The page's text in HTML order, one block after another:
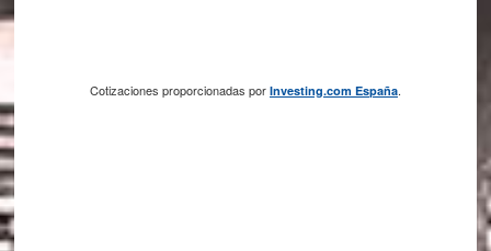
Cotizaciones proporcionadas por Investing.com España.